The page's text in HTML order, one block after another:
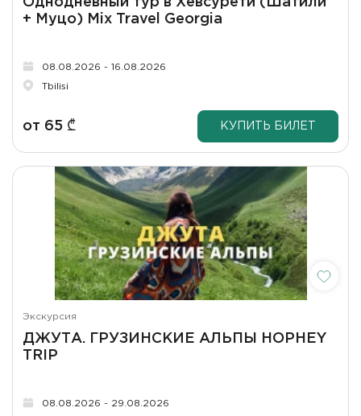
+ Муцо) Mix Travel Georgia
08.08.2026 - 16.08.2026
Tbilisi
от 65 ₾ КУПИТЬ БИЛЕТ
Экскурсия
ДЖУТА. ГРУЗИНСКИЕ АЛЬПЫ HOPHEY
TRIP
08.08.2026 - 29.08.2026